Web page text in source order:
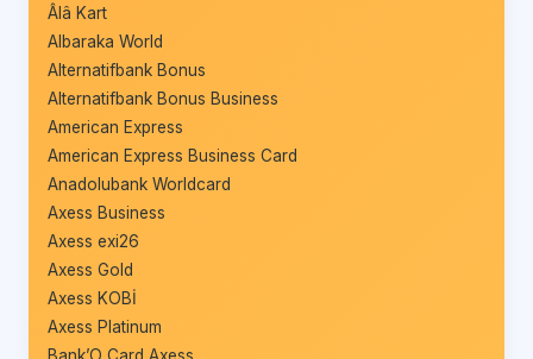
Âlâ Kart
Albaraka World
Alternatifbank Bonus
Alternatifbank Bonus Business
American Express
American Express Business Card
Anadolubank Worldcard
Axess Business
Axess exi26
Axess Gold
Axess KOBİ
Axess Platinum
Bank’O Card Axess